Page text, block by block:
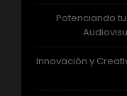
Potenciando
Innovación y